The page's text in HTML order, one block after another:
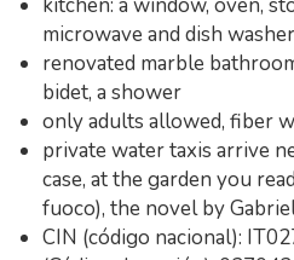
microwave and dish
renovated marble
bidet, a shower
only adults allowed, fiber
private water taxis arrive
case, at the garden you
fuoco), the novel by
CIN (código nacional):